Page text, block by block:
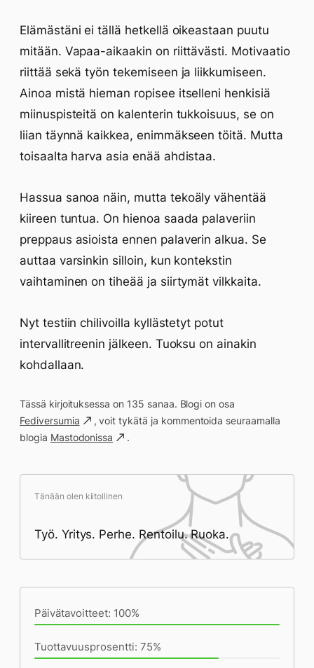
Elämästäni ei tällä hetkellä oikeastaan puutu
mitään. Vapaa-aikaakin on riittävästi. Motivaatio
riittää sekä työn tekemiseen ja liikkumiseen.
Ainoa mistä hieman ropisee itselleni henkisiä
miinuspisteitä on kalenterin tukkoisuus, se on
liian täynnä kaikkea, enimmäkseen töitä. Mutta
toisaalta harva asia enää ahdistaa.
Hassua sanoa näin, mutta tekoäly vähentää
kiireen tuntua. On hienoa saada palaveriin
preppaus asioista ennen palaverin alkua. Se
auttaa varsinkin silloin, kun kontekstin
vaihtaminen on tiheää ja siirtymät vilkkaita.
Nyt testiin chilivoilla kyllästetyt potut
intervallitreenin jälkeen. Tuoksu on ainakin
kohdallaan.
Tässä kirjoituksessa on 135 sanaa. Blogi on osa
Fediversumia
, voit tykätä ja kommentoida seuraamalla
blogia Mastodonissa .
Tänään olen kiitollinen
Työ. Yritys. Perhe. Rentoilu. Ruoka.
Päivätavoitteet: 100%
Tuottavuusprosentti: 75%